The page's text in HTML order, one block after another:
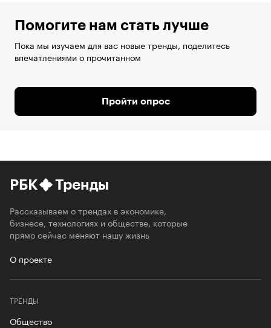
Помогите нам стать лучше
Пока мы изучаем для вас новые тренды, поделитесь
впечатлениями о прочитанном
Пройти опрос
РБК Тренды
Рассказываем о трендах в экономике,
бизнесе, технологиях и обществе, которые
прямо сейчас меняют нашу жизнь
О проекте
ТРЕНДЫ
Общество